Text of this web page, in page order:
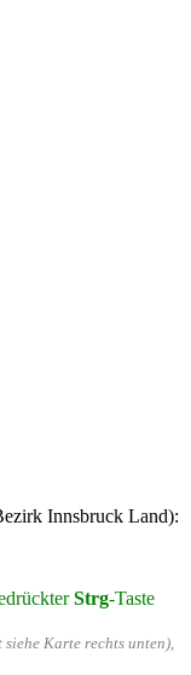
Innsbruck Land):
Strg-Taste
Karte rechts unten),